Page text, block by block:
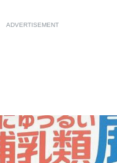
ADVERTISEMENT